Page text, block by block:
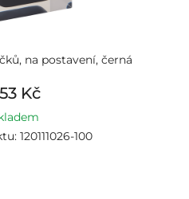
na postavení, černá
Kč
120111026-100